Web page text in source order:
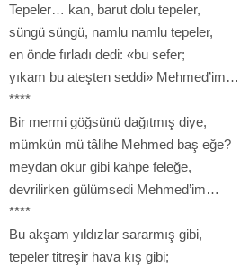
Tepeler… kan, barut dolu tepeler,
süngü süngü, namlu namlu tepeler,
en önde fırladı dedi: «bu sefer;
yıkam bu ateşten seddi» Mehmed’im…
****
Bir mermi göğsünü dağıtmış diye,
mümkün mü tâlihe Mehmed baş eğe?
meydan okur gibi kahpe feleğe,
devrilirken gülümsedi Mehmed’im…
****
Bu akşam yıldızlar sararmış gibi,
tepeler titreşir hava kış gibi;